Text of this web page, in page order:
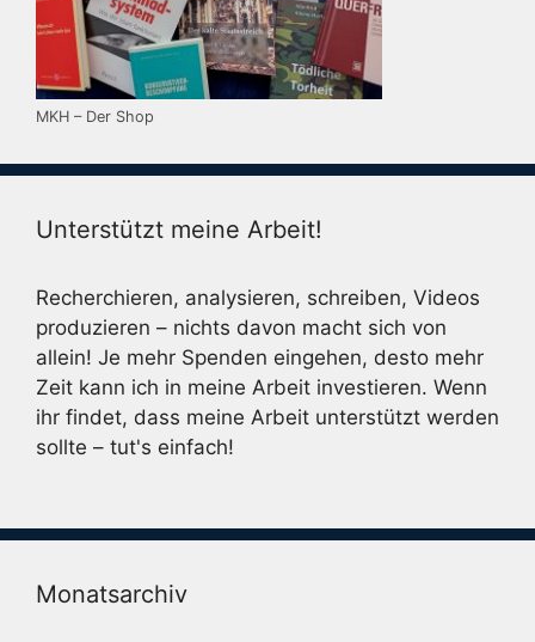
MKH – Der Shop
Unterstützt meine Arbeit!
Recherchieren, analysieren, schreiben, Videos
produzieren – nichts davon macht sich von
allein! Je mehr Spenden eingehen, desto mehr
Zeit kann ich in meine Arbeit investieren. Wenn
ihr findet, dass meine Arbeit unterstützt werden
sollte – tut's einfach!
Monatsarchiv